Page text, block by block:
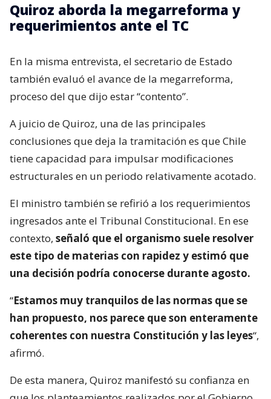
Quiroz aborda la megarreforma y
requerimientos ante el TC
En la misma entrevista, el secretario de Estado
también evaluó el avance de la megarreforma,
proceso del que dijo estar “contento”.
A juicio de Quiroz, una de las principales
conclusiones que deja la tramitación es que Chile
tiene capacidad para impulsar modificaciones
estructurales en un periodo relativamente acotado.
El ministro también se refirió a los requerimientos
ingresados ante el Tribunal Constitucional. En ese
contexto, señaló que el organismo suele resolver
este tipo de materias con rapidez y estimó que
una decisión podría conocerse durante agosto.
“Estamos muy tranquilos de las normas que se
han propuesto, nos parece que son enteramente
coherentes con nuestra Constitución y las leyes“,
afirmó.
De esta manera, Quiroz manifestó su confianza en